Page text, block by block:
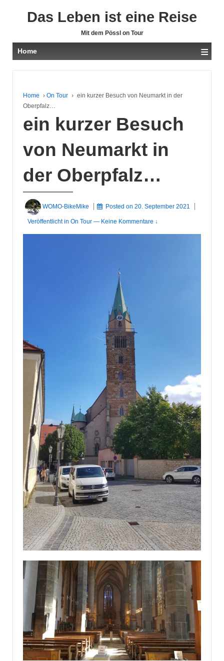
Das Leben ist eine Reise
Mit dem Pössl on Tour
Home ≡
Home › On Tour › ein kurzer Besuch von Neumarkt in der
Oberpfalz…
ein kurzer Besuch
von Neumarkt in
der Oberpfalz…
WOMO-BikeMike Posted on20. September 2021
Veröffentlicht in On Tour — Keine Kommentare ↓